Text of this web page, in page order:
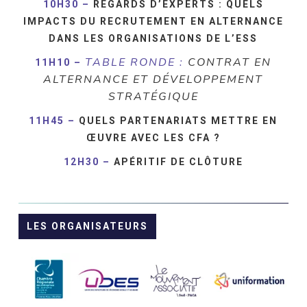
10H30 –
REGARDS D’EXPERTS : QUELS
IMPACTS DU RECRUTEMENT EN ALTERNANCE
DANS LES ORGANISATIONS DE L’ESS
11H10 – TABLE RONDE : CONTRAT EN
ALTERNANCE ET DÉVELOPPEMENT
STRATÉGIQUE
11H45 – QUELS PARTENARIATS METTRE EN
ŒUVRE AVEC LES CFA ?
12H30 – APÉRITIF DE CLÔTURE
LES ORGANISATEURS